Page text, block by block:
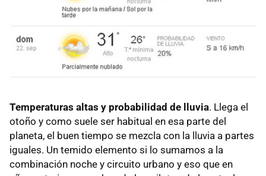
Temperaturas altas y probabilidad de lluvia. Llega el
otoño y como suele ser habitual en esa parte del
planeta, el buen tiempo se mezcla con la lluvia a partes
iguales. Un temido elemento si lo sumamos a la
combinación noche y circuito urbano y eso que en